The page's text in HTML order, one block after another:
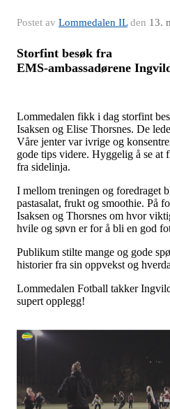
Postet av Lommedalen ILden 13.
Storfint besøk fra
EMS-ambassadørene
Lommedalen fikk i dag storfint
Isaksen og Elise Thorsnes. De
Våre jenter var ivrige og
gode tips videre. Hyggelig å se at
fra sidelinja.
I mellom treningen og foredraget
pastasalat, frukt og smoothie. På
Isaksen og Thorsnes om hvor
hvile og søvn er for å bli en god
Publikum stilte mange og gode
historier fra sin oppvekst og
Lommedalen Fotball takker
supert opplegg!